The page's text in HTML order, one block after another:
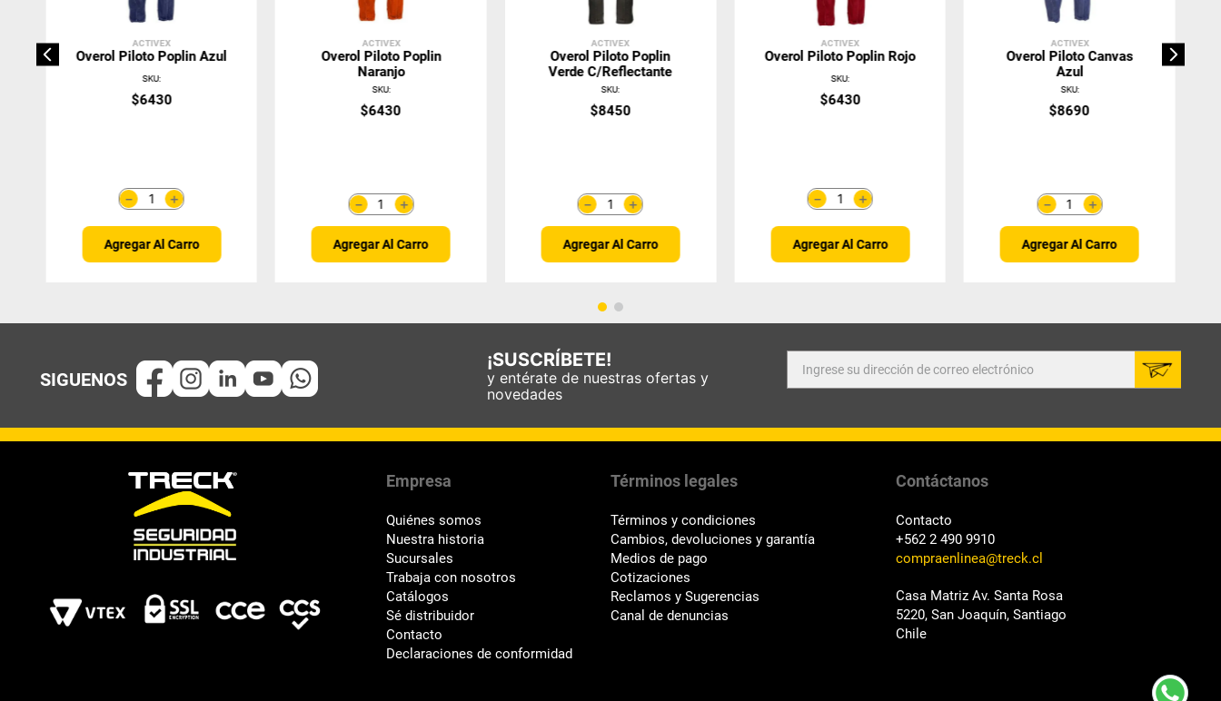
ACTIVEX
Overol Piloto Poplin Azul
SKU:
$6430
＋
－
Agregar Al Carro
ACTIVEX
Overol Piloto Poplin
Naranjo
SKU:
$6430
＋
－
Agregar Al Carro
ACTIVEX
Overol Piloto Poplin
Verde C/Reflectante
SKU:
$8450
＋
－
Agregar Al Carro
ACTIVEX
Overol Piloto Poplin Rojo
SKU:
$6430
＋
－
Agregar Al Carro
ACTIVEX
Overol Piloto Canvas
Azul
SKU:
$8690
＋
－
Agregar Al Carro
¡SUSCRÍBETE!
y entérate de nuestras ofertas y
novedades
Empresa
Quiénes somos
Nuestra historia
Sucursales
Trabaja con nosotros
Catálogos
Sé distribuidor
Contacto
Declaraciones de conformidad
Términos legales
Términos y condiciones
Cambios, devoluciones y garantía
Medios de pago
Cotizaciones
Reclamos y Sugerencias
Canal de denuncias
Contáctanos
Contacto
+562 2 490 9910
compraenlinea@treck.cl
Casa Matriz Av. Santa Rosa
5220, San Joaquín, Santiago
Chile